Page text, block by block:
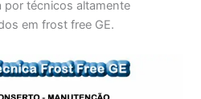
por técnicos altamente
em frost free GE.